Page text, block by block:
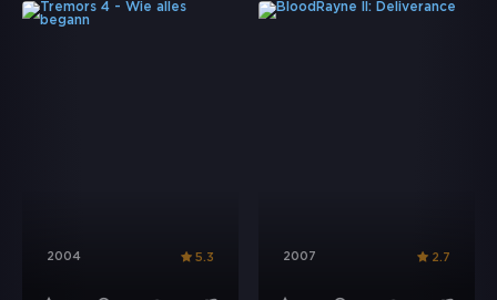
2004 5.3 2007 2.7